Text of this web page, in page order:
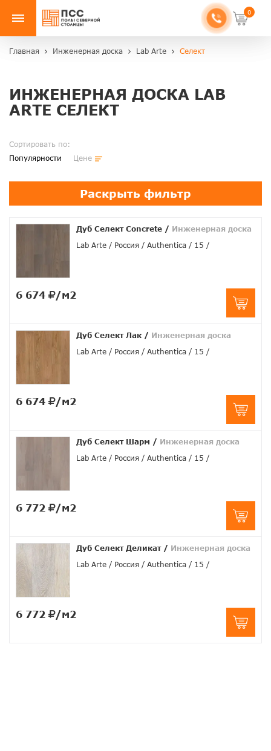
0
Главная Инженерная доска Lab Arte Селект
ИНЖЕНЕРНАЯ ДОСКА LAB
ARTE СЕЛЕКТ
Сортировать по:
Популярности
Цене
Раскрыть фильтр
Дуб Селект Concrete / Инженерная доска
Lab Arte
Россия Authentica 15
6 674 /м2
Дуб Селект Лак / Инженерная доска
Lab Arte
Россия Authentica 15
6 674 /м2
Дуб Селект Шарм / Инженерная доска
Lab Arte
Россия Authentica 15
6 772 /м2
Дуб Селект Деликат/ Инженерная доска
Lab Arte
Россия Authentica 15
6 772 /м2